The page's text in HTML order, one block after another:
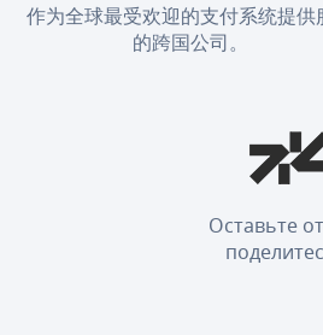
作为全球最受欢迎的支付系统提供
的跨国公司。
Оставьте